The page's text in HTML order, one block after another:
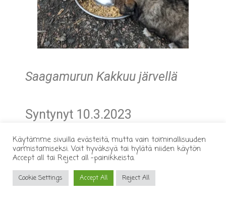
Saagamurun Kakkuu järvellä
Syntynyt 10.3.2023
Emänä Saagamurun Keisarin
Morsian, Miina ja isänä
Joutsenvaaran Zeppelin,
Käytämme sivuilla evästeitä, mutta vain toiminallisuuden
varmistamiseksi. Voit hyväksyä tai hylätä niiden käytön
Accept all tai Reject all -painikkeista.
Cookie Settings Accept All Reject All